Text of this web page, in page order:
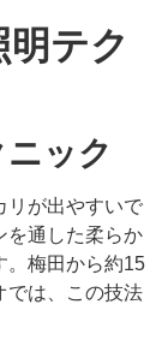
テク
ック
リが出やすいで
を通した柔らか
。梅田から約15
では、この技法